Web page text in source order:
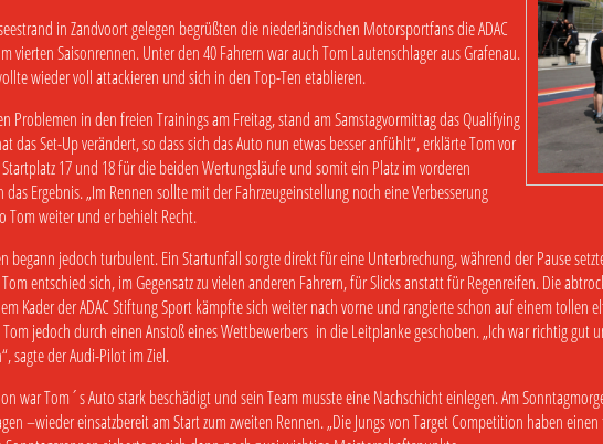
in Zandvoort gelegen begrüßten die niederländischen Motorsportfans die ADAC
vierten Saisonrennen. Unter den 40 Fahrern war auch Tom Lautenschlager aus Grafenau.
wieder voll attackieren und sich in den Top-Ten etablieren.
Problemen in den freien Trainings am Freitag, stand am Samstagvormittag das Qualifying
das Set-Up verändert, so dass sich das Auto nun etwas besser anfühlt“, erklärte Tom vor
17 und 18 für die beiden Wertungsläufe und somit ein Platz im vorderen
Ergebnis. „Im Rennen sollte mit der Fahrzeugeinstellung noch eine Verbesserung
Tom weiter und er behielt Recht.
begann jedoch turbulent. Ein Startunfall sorgte direkt für eine Unterbrechung, während der Pause
entschied sich, im Gegensatz zu vielen anderen Fahrern, für Slicks anstatt für Regenreifen. Die
Kader der ADAC Stiftung Sport kämpfte sich weiter nach vorne und rangierte schon auf einem tollen
jedoch durch einen Anstoß eines Wettbewerbers in die Leitplanke geschoben. „Ich war richtig gut
sagte der Audi-Pilot im Ziel.
war Tom´s Auto stark beschädigt und sein Team musste eine Nachschicht einlegen. Am
–wieder einsatzbereit am Start zum zweiten Rennen. „Die Jungs von Target Competition haben